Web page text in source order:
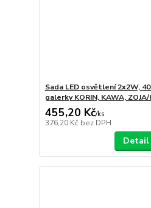
Sada LED osvětlení 2x2W,
galerky KORIN, KAWA, ZOJA/
455,20 Kč/ks
376,20 Kč bez DPH
Detail